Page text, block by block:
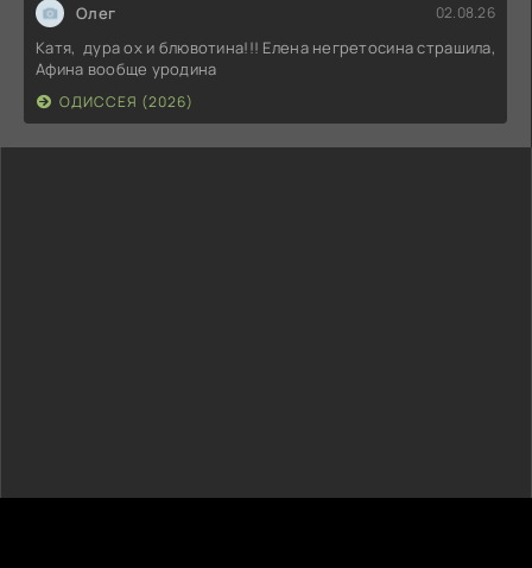
Олег 02.08.26
Катя, дура ох и блювотина!!! Елена негретосина страшила,
Афина вообще уродина
ОДИССЕЯ (2026)